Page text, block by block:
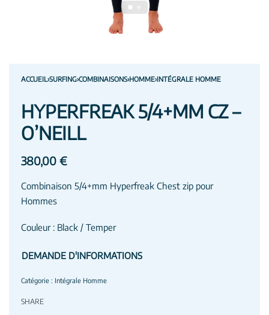
ACCUEIL›SURFING›COMBINAISONS›HOMME›INTÉGRALE HOMME
HYPERFREAK 5/4+MM CZ –
O’NEILL
380,00 €
Combinaison 5/4+mm Hyperfreak Chest zip pour
Hommes
Couleur : Black / Temper
DEMANDE D'INFORMATIONS
Catégorie : Intégrale Homme
SHARE